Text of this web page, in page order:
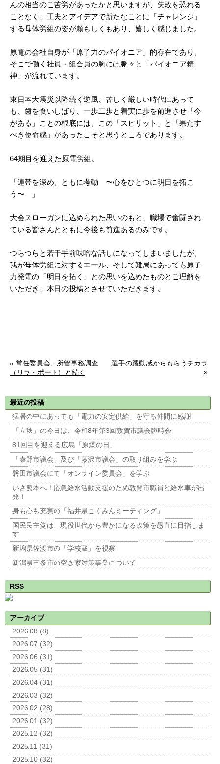
んの相当のご苦労があったかと思いますが、失敗を恐れる
ことなく、工夫とアイデアで新たなことに「チャレンジ」
する母体労組の姿が頼もしくもあり、嬉しく感じました。
原電の会社自身が「原子力のパイオニア」的存在であり、
そこで働く社員・組合員の胸には脈々と「パイオニア精
神」が流れています。
東日本大震災以降続く逆風、苦しく厳しい時代にあって
も、歯を食いしばり、一歩二歩と着実に歩を前進させ「今
がある」ことの根底には、この「スピリット」と「果たす
べき使命感」があったこそと思うところであります。
64期目を迎えた原電労組。
「連帯を深め、ともに考動 〜心をひとつに明日を拓こ
う〜 」
大会スローガンに込められた思いのもと、職場で奮闘され
ている皆さんとともに今後も前進あるのみです。
つらつらと若干手前味噌な話しになってしまいましたが、
我が母体労組に対するエール、そして難局にあっても原子
力発電の「明日を拓く」との思いを込めたものとご理解を
いただき、本日の投稿とさせていただきます。
« 常任委員会、所管事務調査
（リラ・ポート）と続く
選手の躍動感からもらうチカラ
»
最近の投稿
猛暑の中にあっても「電力の安定供給」を守る仲間に感謝
「立秋」の今日は、令和8年第3回敦賀市議会臨時会
81回目を迎える広島「原爆の日」
「秦野市議会」及び「藤沢市議会」の取り組みを学ぶ
磐田市議会にて「オンライン委員会」を学ぶ
いざ熊本へ！応急給水活動支援のため敦賀市職員と給水車が出
発！
身も心も充実の「福井県こくみんミーティング」
国民民主党は、現役世代から豊かになる政策を愚直に目指しま
す
新潟県佐渡市の「学校蔵」を視察
新潟県三条市の空き家対策事業について
RSS
アーカイブ
2026.08 (8)
2026.07 (32)
2026.06 (31)
2026.05 (31)
2026.04 (31)
2026.03 (32)
2026.02 (28)
2026.01 (32)
2025.12 (32)
2025.11 (31)
2025.10 (32)